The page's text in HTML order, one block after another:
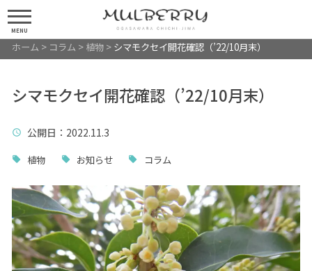
MENU
ホーム > コラム > 植物> シマモクセイ開花確認（’22/10月末）
シマモクセイ開花確認（’22/10月末）
公開日 ：2022.11.3
植物 お知らせ コラム